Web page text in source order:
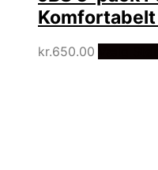
kr.650.00